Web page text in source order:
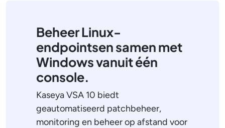
Beheer Linux-
endpointsen samen met
Windows vanuit één
console.
Kaseya VSA 10 biedt
geautomatiseerd patchbeheer,
monitoring en beheer op afstand voor